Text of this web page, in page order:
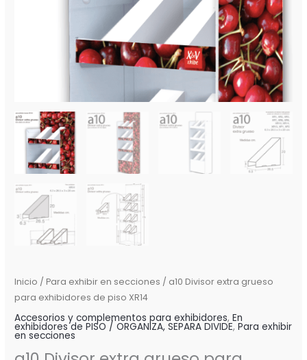
Inicio / Para exhibir en secciones / a10 Divisor extra grueso
para exhibidores de piso XR14
Accesorios y complementos para exhibidores,En
exhibidores de PISO / ORGANIZA, SEPARA DIVIDE,Para exhibir
en secciones